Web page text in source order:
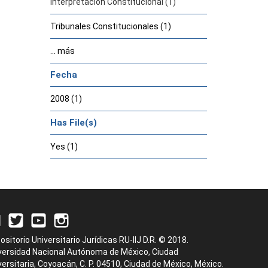
Tribunales Constitucionales (1)
... más
Fecha
2008 (1)
Has File(s)
Yes (1)
Universitario Jurídicas RU-IIJ D.R. © 2018.
Nacional Autónoma de México, Ciudad
Coyoacán, C. P. 04510, Ciudad de México, México.